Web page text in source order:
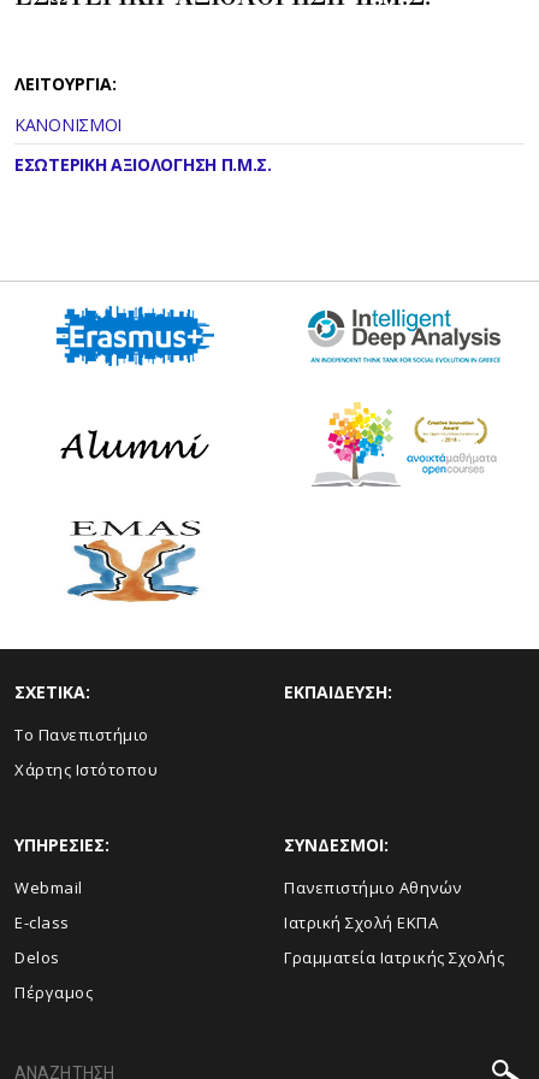
ΛΕΙΤΟΥΡΓΙΑ:
ΚΑΝΟΝΙΣΜΟΙ
ΕΣΩΤΕΡΙΚΗ ΑΞΙΟΛΟΓΗΣΗ Π.Μ.Σ.
ΣΧΕΤΙΚΑ:
Το Πανεπιστήμιο
Χάρτης Ιστότοπου
ΕΚΠΑΙΔΕΥΣΗ:
ΥΠΗΡΕΣΙΕΣ:
Webmail
E-class
Delos
Πέργαμος
ΣΥΝΔΕΣΜΟΙ:
Πανεπιστήμιο Αθηνών
Ιατρική Σχολή ΕΚΠΑ
Γραμματεία Ιατρικής Σχολής